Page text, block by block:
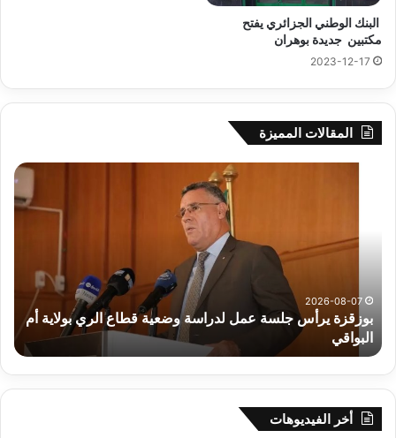
البنك الوطني الجزائري يفتح
مكتبين جديدة بوهران
2023-12-17
المقالات المميزة
لدراسة
الري
بولاية
البواقي
2026-08-07
بوزقزة يرأس جلسة عمل لدراسة وضعية قطاع الري بولاية أم
البواقي
أخر الفيديوهات